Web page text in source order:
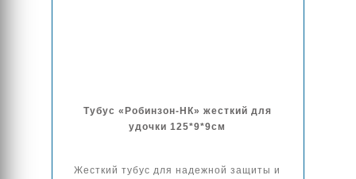
Тубус «Робинзон-НК» жесткий для
удочки 125*9*9см
Жесткий тубус для надежной защиты и